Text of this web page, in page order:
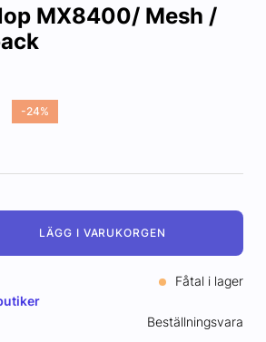
MX8400/ Mesh /
-24%
LÄGG I VARUKORGEN
Fåtal i lager
Beställningsvara